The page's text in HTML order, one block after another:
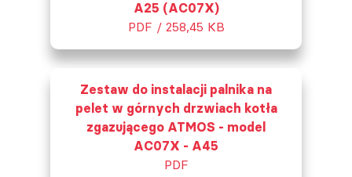
A25 (AC07X)
PDF / 258,45 KB
Zestaw do instalacji palnika na
pelet w górnych drzwiach kotła
zgazującego ATMOS - model
AC07X - A45
PDF